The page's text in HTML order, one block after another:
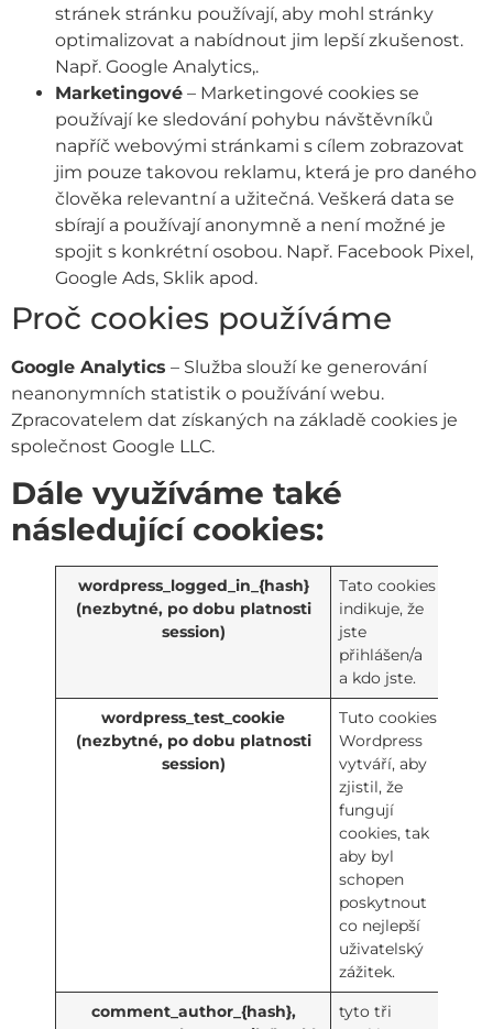
stránek stránku používají, aby mohl stránky
optimalizovat a nabídnout jim lepší zkušenost.
Např. Google Analytics,.
Marketingové – Marketingové cookies se
používají ke sledování pohybu návštěvníků
napříč webovými stránkami s cílem zobrazovat
jim pouze takovou reklamu, která je pro daného
člověka relevantní a užitečná. Veškerá data se
sbírají a používají anonymně a není možné je
spojit s konkrétní osobou. Např. Facebook Pixel,
Google Ads, Sklik apod.
Proč cookies používáme
Google Analytics – Služba slouží ke generování
neanonymních statistik o používání webu.
Zpracovatelem dat získaných na základě cookies je
společnost Google LLC.
Dále využíváme také
následující cookies:
wordpress_logged_in_{hash}
(nezbytné, po dobu platnosti
session)
Tato cookies
indikuje, že
jste
přihlášen/a
a kdo jste.
wordpress_test_cookie
(nezbytné, po dobu platnosti
session)
Tuto cookies
Wordpress
vytváří, aby
zjistil, že
fungují
cookies, tak
aby byl
schopen
poskytnout
co nejlepší
uživatelský
zážitek.
comment_author_{hash},
tyto tři